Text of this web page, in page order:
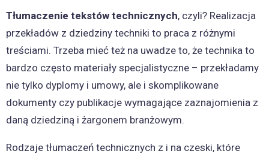
Tłumaczenie tekstów technicznych, czyli? Realizacja
przekładów z dziedziny techniki to praca z różnymi
treściami. Trzeba mieć też na uwadze to, że technika to
bardzo często materiały specjalistyczne – przekładamy
nie tylko dyplomy i umowy, ale i skomplikowane
dokumenty czy publikacje wymagające zaznajomienia z
daną dziedziną i żargonem branżowym.
Rodzaje tłumaczeń technicznych z i na czeski, które